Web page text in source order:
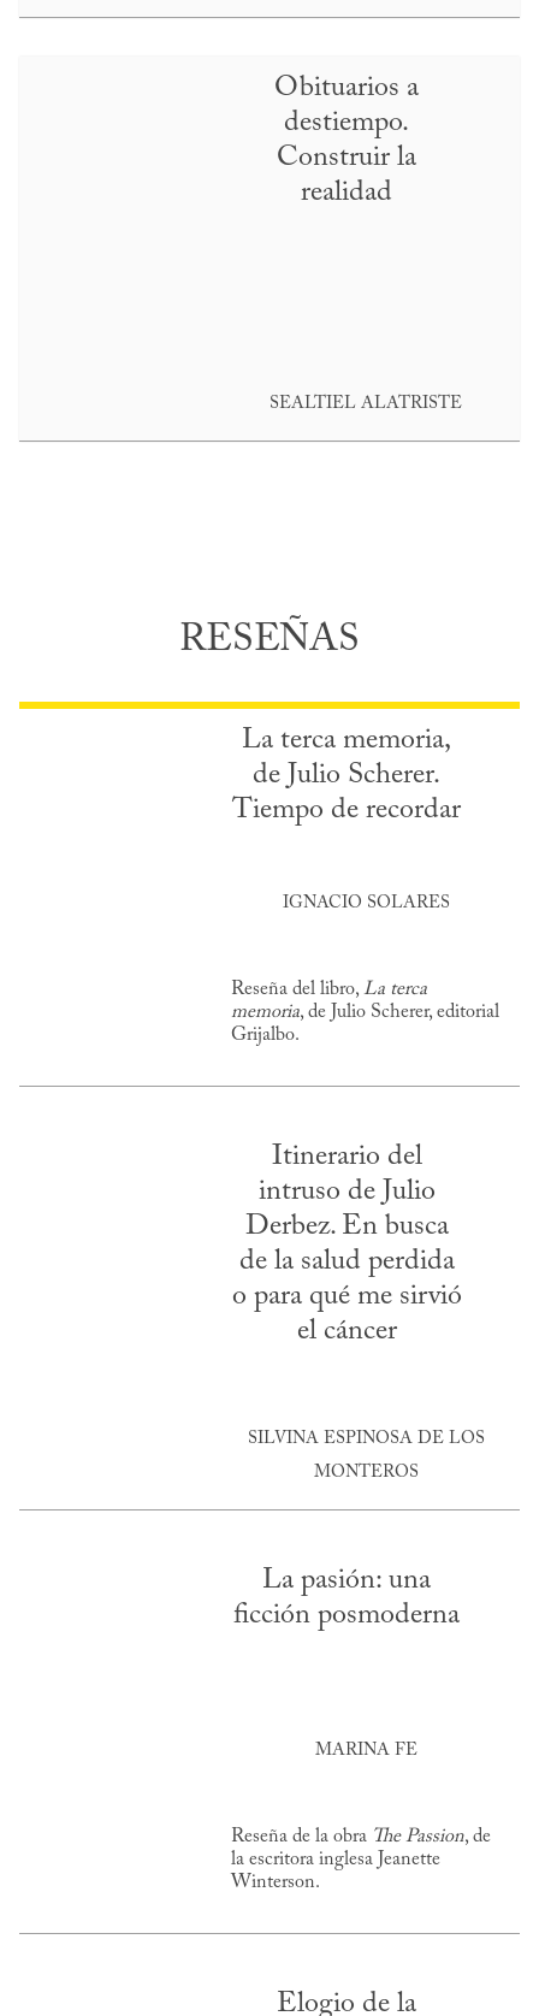
Obituarios a
destiempo.
Construir la
realidad
SEALTIEL ALATRISTE
RESEÑAS
La terca memoria,
de Julio Scherer.
Tiempo de recordar
IGNACIO SOLARES
Reseña del libro, La terca
memoria, de Julio Scherer, editorial
Grijalbo.
Itinerario del
intruso de Julio
Derbez. En busca
de la salud perdida
o para qué me sirvió
el cáncer
SILVINA ESPINOSA DE LOS
MONTEROS
La pasión: una
ficción posmoderna
MARINA FE
Reseña de la obra The Passion, de
la escritora inglesa Jeanette
Winterson.
Elogio de la